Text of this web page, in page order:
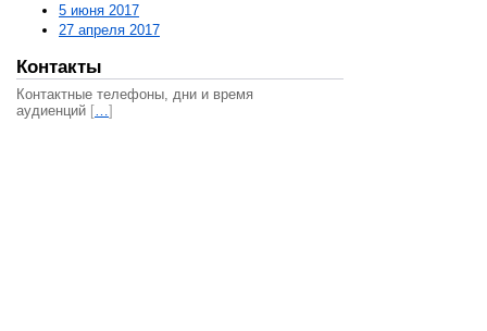
5 июня 2017
27 апреля 2017
Контакты
Контактные телефоны, дни и время
аудиенций […]